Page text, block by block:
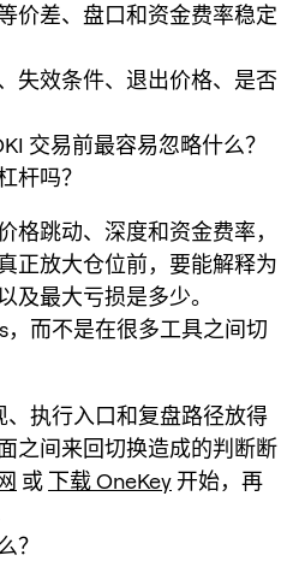
价差、盘口和资金费率稳定
失效条件、退出价格、是否
交易前最容易忽略什么？
杆吗？
格跳动、深度和资金费率，
正放大仓位前，要能解释为
及最大亏损是多少。
，而不是在很多工具之间切
、执行入口和复盘路径放得
之间来回切换造成的判断断
或 下载 OneKey 开始，再
？